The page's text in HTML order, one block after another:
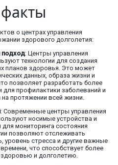
о центрах управления
здорового долголетия:
подход: Центры управления
технологии для создания
планов здоровья. Это может
данных, образа жизни и
позволяет разработать более
для профилактики заболеваний и
протяжении всей жизни.
: Современные центры управления
носимые устройства и
мониторинга состояния
позволяют отслеживать
уровень стресса и другие важные
что способствует более
здоровью и долголетию.